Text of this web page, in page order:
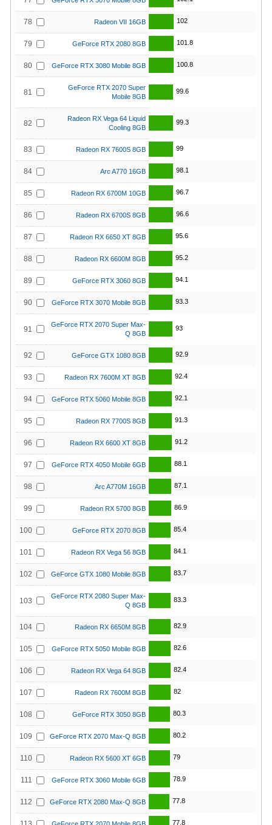
78 Radeon VII 16GB 102
79 GeForce RTX 2080 8GB 101.8
80 GeForce RTX 3080 Mobile 8GB 100.8
81
GeForce RTX 2070 Super
Mobile 8GB
99.6
82
Radeon RX Vega 64 Liquid
Cooling 8GB
99.3
83 Radeon RX 7600S 8GB 99
84 Arc A770 16GB 98.1
85 Radeon RX 6700M 10GB 96.7
86 Radeon RX 6700S 8GB 96.6
87 Radeon RX 6650 XT 8GB 95.6
88 Radeon RX 6600M 8GB 95.2
89 GeForce RTX 3060 8GB 94.1
90 GeForce RTX 3070 Mobile 8GB 93.3
91
GeForce RTX 2070 Super Max-
Q 8GB
93
92 GeForce GTX 1080 8GB 92.9
93 Radeon RX 7600M XT 8GB 92.4
94 GeForce RTX 5060 Mobile 8GB 92.1
95 Radeon RX 7700S 8GB 91.3
96 Radeon RX 6600 XT 8GB 91.2
97 GeForce RTX 4050 Mobile 6GB 88.1
98 Arc A770M 16GB 87.1
99 Radeon RX 5700 8GB 86.9
100 GeForce RTX 2070 8GB 85.4
101 Radeon RX Vega 56 8GB 84.1
102 GeForce GTX 1080 Mobile 8GB 83.7
103
GeForce RTX 2080 Super Max-
Q 8GB
83.3
104 Radeon RX 6650M 8GB 82.9
105 GeForce RTX 5050 Mobile 8GB 82.6
106 Radeon RX Vega 64 8GB 82.4
107 Radeon RX 7600M 8GB 82
108 GeForce RTX 3050 8GB 80.3
109 GeForce RTX 2070 Max-Q 8GB 80.2
110 Radeon RX 5600 XT 6GB 79
111 GeForce RTX 3060 Mobile 6GB 78.9
112 GeForce RTX 2080 Max-Q 8GB 77.8
77.8